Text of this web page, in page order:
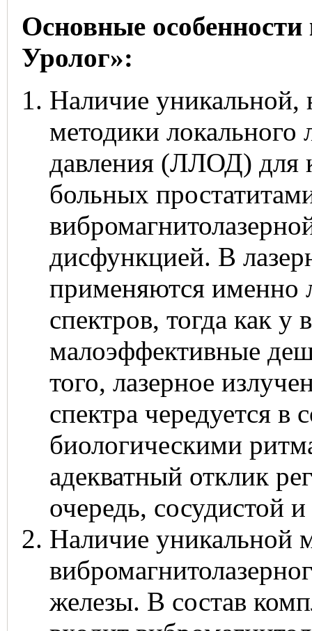
Основные
Уролог»:
Наличие
методики локального
давления (ЛЛОД) для
больных
дисфункцией. В
применяются именно
спектров, тогда как у
малоэффективные
того, лазерное
спектра чередуется в
биологическими
адекватный отклик
очередь, сосудистой
Наличие уникальной
железы. В состав